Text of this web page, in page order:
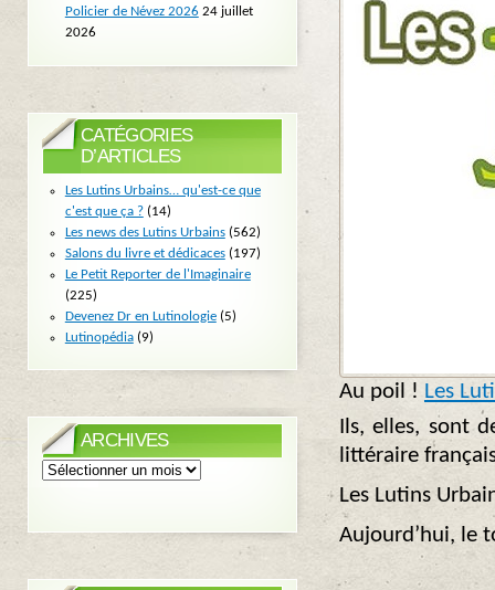
Au poil ! Les
Ils, elles, sont
littéraire
Les Lutins
Aujourd’hui, le
Policier de Névez 2026 24 juillet
2026
CATÉGORIES
D’ARTICLES
Les Lutins Urbains… qu'est-ce que
c'est que ça ?(14)
Les news des Lutins Urbains(562)
Salons du livre et dédicaces(197)
Le Petit Reporter de l'Imaginaire
(225)
Devenez Dr en Lutinologie(5)
Lutinopédia(9)
ARCHIVES
Archives